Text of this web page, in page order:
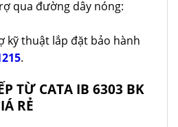
qua đường dây nóng:
kỹ thuật lắp đặt bảo hành
.
TỪ CATA IB 6303 BK
RẺ